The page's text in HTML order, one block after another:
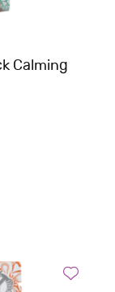
Calming